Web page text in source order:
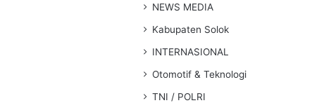
NEWS MEDIA
Kabupaten Solok
INTERNASIONAL
Otomotif & Teknologi
TNI / POLRI